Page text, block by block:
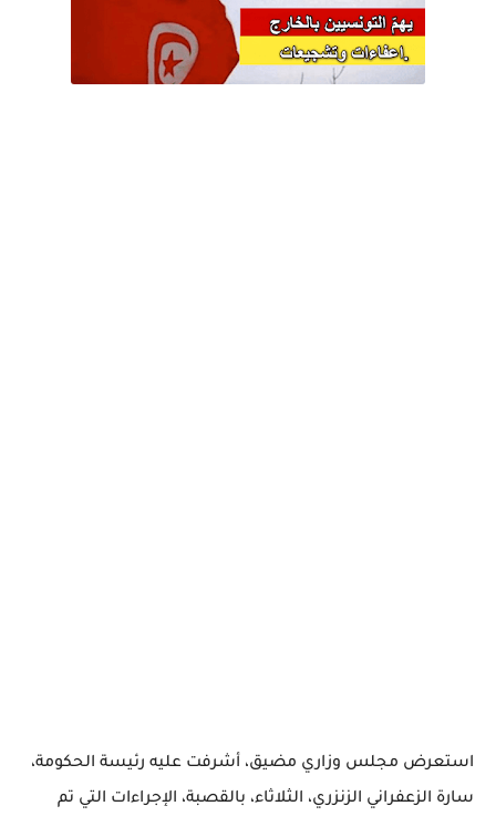
استعرض مجلس وزاري مضيق، أشرفت عليه رئيسة الحكومة،
سارة الزعفراني الزنزري، الثلاثاء، بالقصبة، الإجراءات التي تم